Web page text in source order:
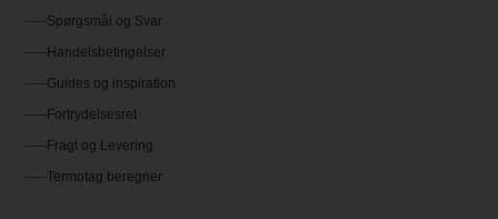
Spørgsmål og Svar
Handelsbetingelser
Guides og inspiration
Fortrydelsesret
Fragt og Levering
Termotag beregner